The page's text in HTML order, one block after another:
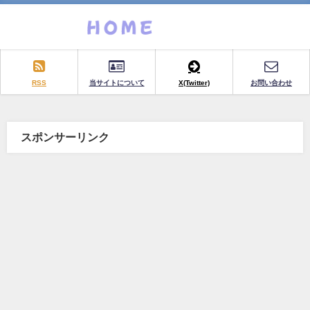
RSS 当サイトについて X(Twitter) お問い合わせ
スポンサーリンク